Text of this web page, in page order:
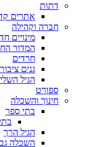
דתות
אתרים
חברה וקהילה
מינויים
המדור
חרדים
גנים
הגיל
ספורט
חינוך והשכלה
בתי ספר
הגיל הרך
השכלה